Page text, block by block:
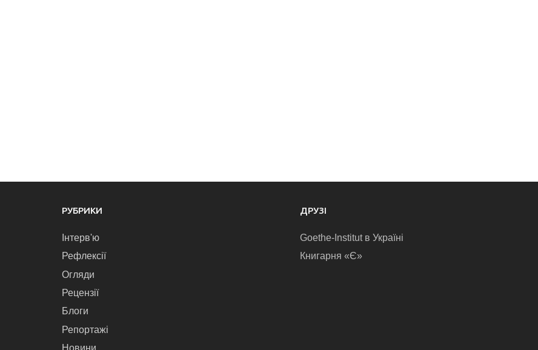
РУБРИКИ
Інтерв'ю
Рефлексії
Огляди
Рецензії
Блоги
Репортажі
Новини
ДРУЗІ
Goethe-Institut в Україні
Книгарня «Є»